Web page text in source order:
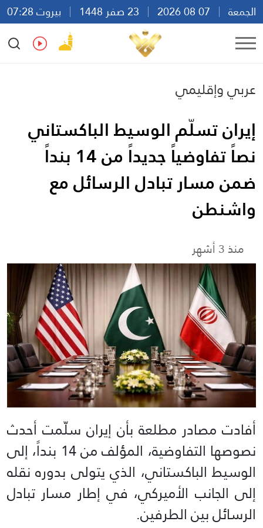
الجمعة
بيروت 07:28
Ar
En Fr Es
عربي وإقليمي
إيران تسلّم الوسيط الباكستاني
نصاً تفاوضياً جديداً من 14 بنداً
ضمن مسار تبادل الرسائل مع
واشنطن
منذ 3 أشهر
أفادت مصادر مطلعة بأن إيران سلّمت أحدث
نصوصها التفاوضية، المؤلف من 14 بنداً، إلى
الوسيط الباكستاني، الذي يتولى بدوره نقله
إلى الجانب الأميركي، في إطار مسار تبادل
الرسائل بين الطرفين.